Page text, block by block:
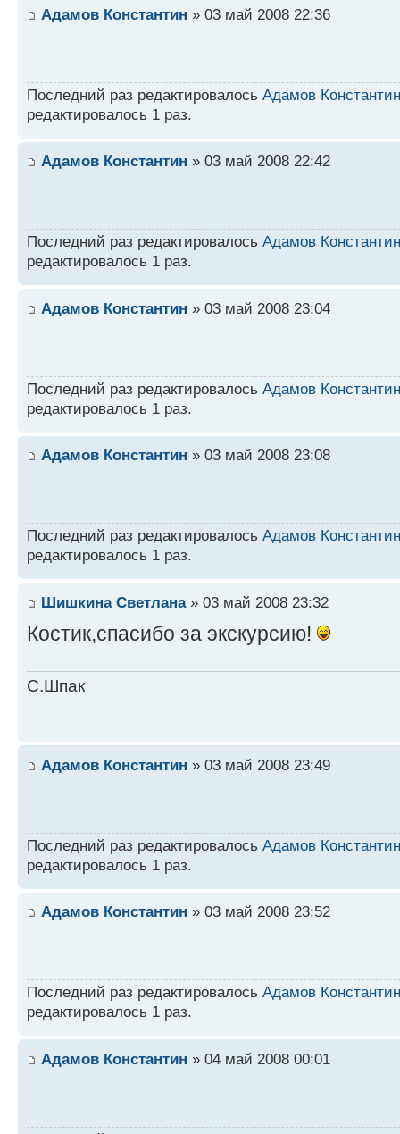
Адамов Константин » 03 май 2008 22:36
Последний раз редактировалось Адамов Константин
редактировалось 1 раз.
Адамов Константин » 03 май 2008 22:42
Последний раз редактировалось Адамов Константин
редактировалось 1 раз.
Адамов Константин » 03 май 2008 23:04
Последний раз редактировалось Адамов Константин
редактировалось 1 раз.
Адамов Константин » 03 май 2008 23:08
Последний раз редактировалось Адамов Константин
редактировалось 1 раз.
Шишкина Светлана» 03 май 2008 23:32
Костик,спасибо за экскурсию!
С.Шпак
Адамов Константин » 03 май 2008 23:49
Последний раз редактировалось Адамов Константин
редактировалось 1 раз.
Адамов Константин » 03 май 2008 23:52
Последний раз редактировалось Адамов Константин
редактировалось 1 раз.
Адамов Константин » 04 май 2008 00:01